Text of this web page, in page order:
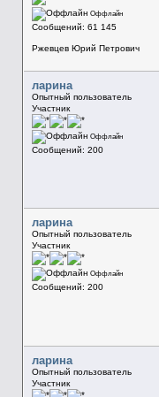
Оффлайн
Сообщений: 61 145
Ржевцев Юрий Петрович
ларина
Опытный пользователь
Участник
Оффлайн
Сообщений: 200
ларина
Опытный пользователь
Участник
Оффлайн
Сообщений: 200
ларина
Опытный пользователь
Участник